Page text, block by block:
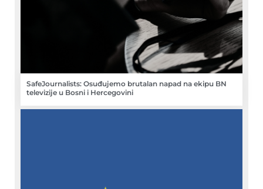
SafeJournalists: Osuđujemo brutalan napad na ekipu BN
televizije u Bosni i Hercegovini